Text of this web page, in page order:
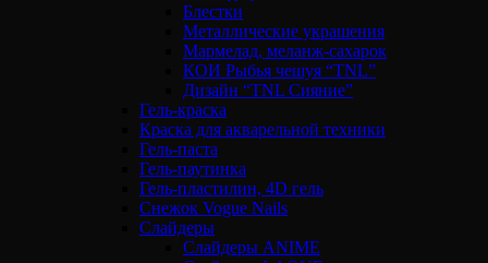
Блестки
Металлические украшения
Мармелад, меланж-сахарок
КОИ Рыбья чешуя “TNL”
Дизайн “TNL Сияние”
Гель-краска
Краска для акварельной техники
Гель-паста
Гель-паутинка
Гель-пластилин, 4D гель
Снежок Vogue Nails
Слайдеры
Слайдеры ANIME